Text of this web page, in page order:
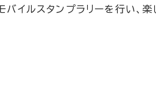
イルスタンプラリーを行い、楽